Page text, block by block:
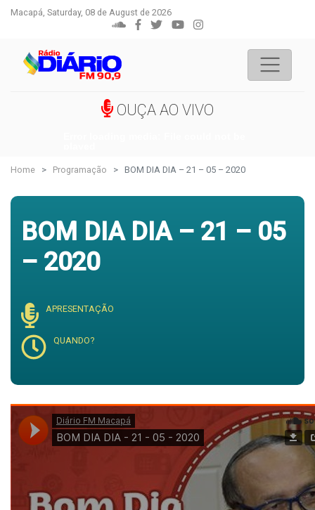
Macapá, Saturday, 08 de August de 2026
OUÇA AO VIVO
Home Programação BOM DIA DIA – 21 – 05 – 2020
BOM DIA DIA – 21 – 05
– 2020
APRESENTAÇÃO
QUANDO?